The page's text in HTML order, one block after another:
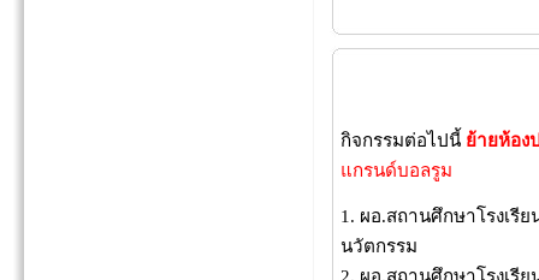
กิจกรรมต่อไปนี้ ย้ายห้อง
แกรนด์บอลรูม
1. ผอ.สถานศึกษาโรงเ
นวัตกรรม